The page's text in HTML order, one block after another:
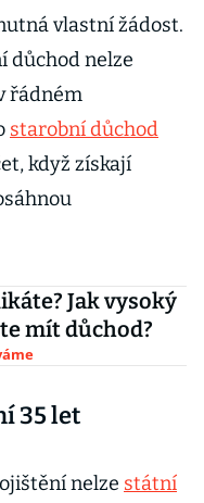
vlastní žádost.
důchod nelze
řádném
starobní důchod
když získají
Jak vysoký
mít důchod?
35 let
nelze státní